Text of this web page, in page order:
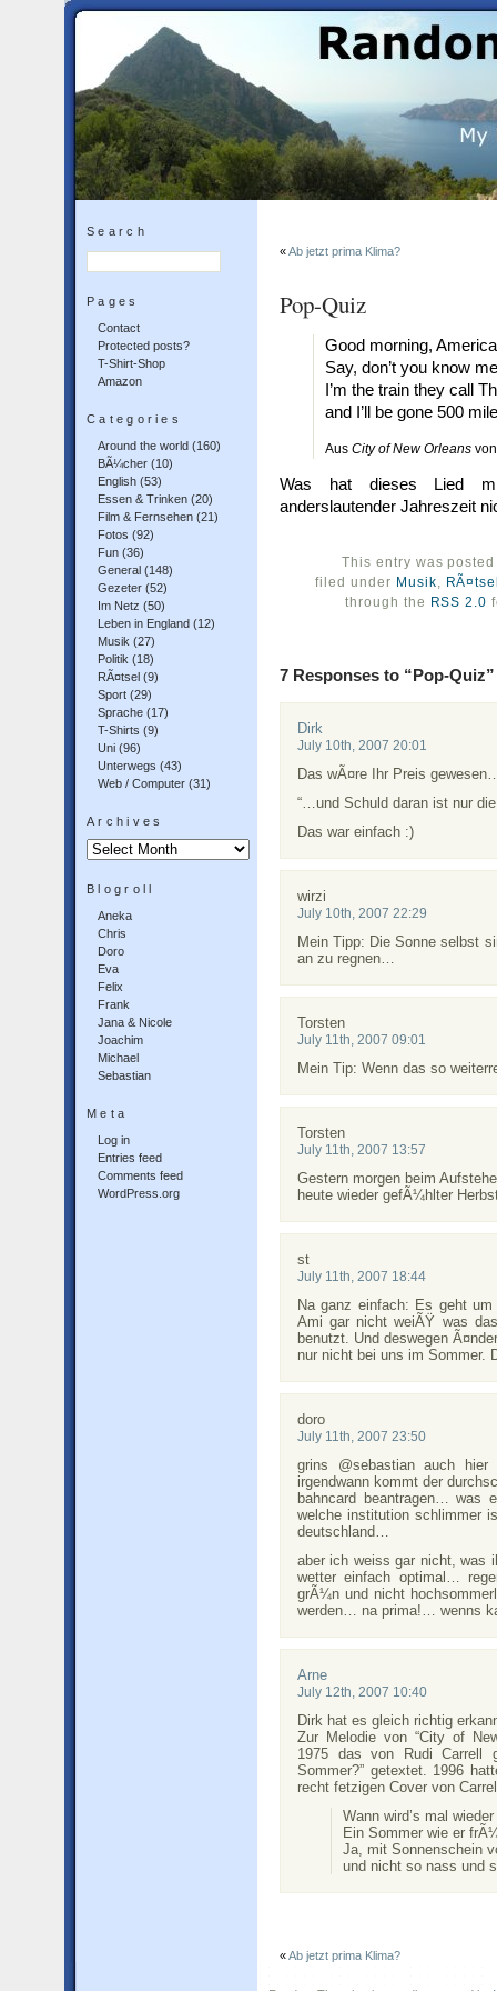
Search
Pages
Contact
Protected posts?
T-Shirt-Shop
Amazon
Categories
Around the world (160)
BÃ¼cher (10)
English (53)
Essen & Trinken (20)
Film & Fernsehen (21)
Fotos (92)
Fun (36)
General (148)
Gezeter (52)
Im Netz (50)
Leben in England (12)
Musik (27)
Politik (18)
RÃ¤tsel (9)
Sport (29)
Sprache (17)
T-Shirts (9)
Uni (96)
Unterwegs (43)
Web / Computer (31)
Archives
Archives
Blogroll
Aneka
Chris
Doro
Eva
Felix
Frank
Jana & Nicole
Joachim
Michael
Sebastian
Meta
Log in
Entries feed
Comments feed
WordPress.org
«Ab jetzt prima Klima?
Pop-Quiz
Good morning,
Say, don’t you know
I’m the train they call
and I’ll be gone 500
Aus City of New Orleans
Was hat dieses Lied
anderslautender Jahreszeit
This entry was
filed under Musik,
through the RSS 2.0
7 Responses to “Pop-Quiz”
Dirk
July 10th, 2007 20:01
Das wÃ¤re Ihr Preis
“…und Schuld daran ist nur
Das war einfach :)
wirzi
July 10th, 2007 22:29
Mein Tipp: Die Sonne selbst
an zu regnen…
Torsten
July 11th, 2007 09:01
Mein Tip: Wenn das so
Torsten
July 11th, 2007 13:57
Gestern morgen beim
heute wieder gefÃ¼hlter
st
July 11th, 2007 18:44
Na ganz einfach: Es geht
Ami gar nicht weiÃŸ was
benutzt. Und deswegen
nur nicht bei uns im Sommer.
doro
July 11th, 2007 23:50
grins @sebastian auch
irgendwann kommt der
bahncard beantragen…
welche institution schlimmer
deutschland…
aber ich weiss gar nicht,
wetter einfach optimal…
grÃ¼n und nicht
werden… na prima!… wenns
Arne
July 12th, 2007 10:40
Dirk hat es gleich richtig
Zur Melodie von “City of
1975 das von Rudi Carrell
Sommer?” getextet. 1996
recht fetzigen Cover von
Wann wird’s mal
Ein Sommer wie er
Ja, mit Sonnenschein
und nicht so nass und
«Ab jetzt prima Klima?